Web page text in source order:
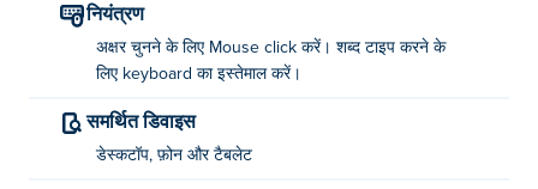
नियंत्रण
अक्षर चुनने के लिए Mouse click करें। शब्द टाइप करने के
लिए keyboard का इस्तेमाल करें।
समर्थित डिवाइस
डेस्कटॉप, फ़ोन और टैबलेट